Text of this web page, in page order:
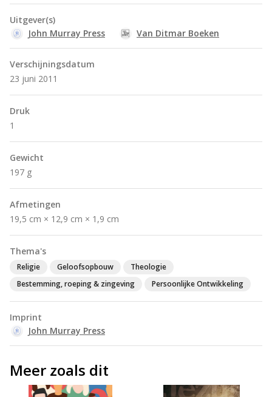
Uitgever(s)
John Murray Press
Van Ditmar Boeken
Verschijningsdatum
23 juni 2011
Druk
1
Gewicht
197 g
Afmetingen
19,5 cm × 12,9 cm × 1,9 cm
Thema's
Religie Geloofsopbouw
Theologie
Bestemming, roeping & zingeving
Persoonlijke Ontwikkeling
Imprint
John Murray Press
Meer zoals dit